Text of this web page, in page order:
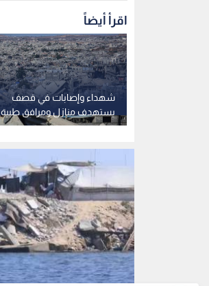
اقرأ أيضاً
شهداء وإصابات في قصف
يستهدف منازل ومرافق طبية
بقطاع غزة